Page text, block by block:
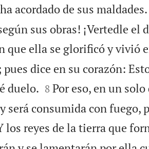
acordado de sus maldades.
sus obras! ¡Vertedle el
que ella se glorificó y vivió
dice en su corazón:
duelo.
8 Por eso, en un
será consumida con fuego,
los reyes de la tierra que